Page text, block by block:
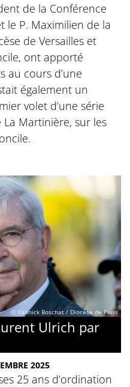
de la Conférence
le P. Maximilien de la
de Versailles et
ont apporté
au cours d’une
également un
volet d’une série
La Martinière, sur les
© Yannick Boschat / Diocèse de Paris
Ulrich par
2025
25 ans d’ordination